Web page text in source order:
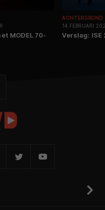
MODEL 70-
ACHTERGROND
14 FEBRUARI
Verslag: